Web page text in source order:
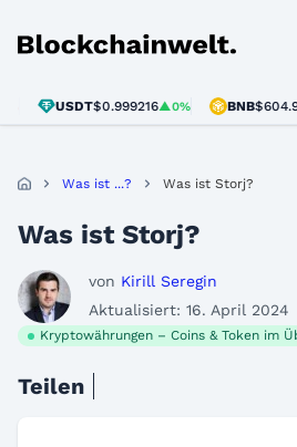
Blockchainwelt
USDT$0.999216▲0% BNB$604.92
Was ist ...? Was ist Storj?
Was ist Storj?
von Kirill Seregin
Aktualisiert: 16. April 2024
Kryptowährungen – Coins & Token im
Teilen